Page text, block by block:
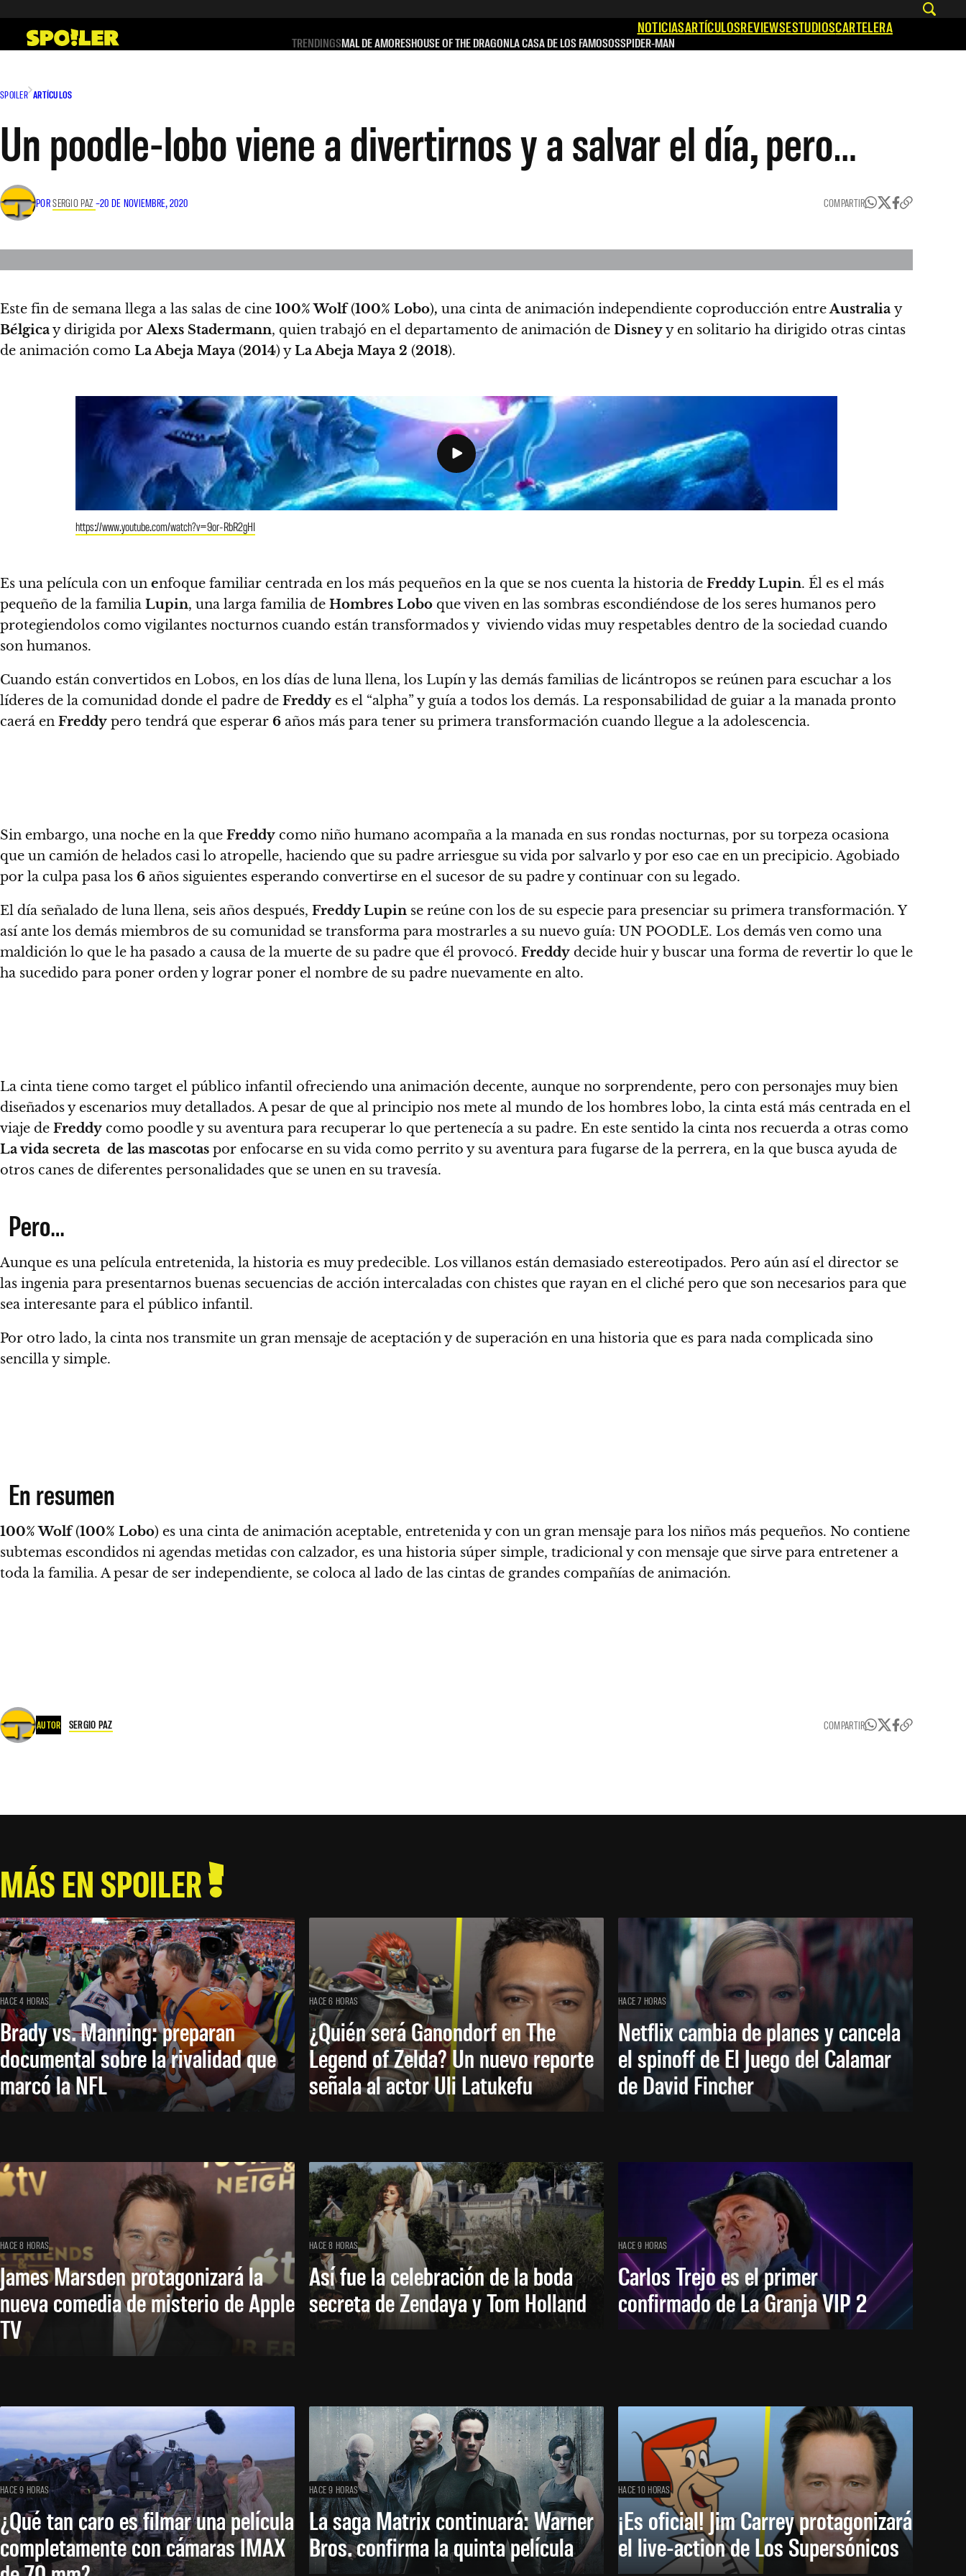
contenido
NOTICIASARTÍCULOSREVIEWSESTUDIOSCARTELERA
TRENDINGSMAL DE AMORESHOUSE OF THE DRAGONLA CASA DE LOS FAMOSOSSPIDER-MAN
SPOILER ARTÍCULOS
Un poodle-lobo viene a divertirnos y a salvar el día, pero…
PORSERGIO PAZ –20 DE NOVIEMBRE, 2020 COMPARTIR
Este fin de semana llega a las salas de cine 100% Wolf(100% Lobo), una cinta de animación independiente coproducción entreAustralia y
Bélgicay dirigida porAlexs Stadermann, quien trabajó en el departamento de animación de Disneyy en solitario ha dirigido otras cintas
de animación como La Abeja Maya (2014) yLa Abeja Maya 2 (2018).
https://www.youtube.com/watch?v=9or-RbR2gHI
Es una película con un enfoque familiar centrada en los más pequeños en la que se nos cuenta la historia de Freddy Lupin. Él es el más
pequeño de la familia Lupin, una larga familia de Hombres Lobo que viven en las sombras escondiéndose de los seres humanos pero
protegiendolos como vigilantes nocturnos cuando están transformados y viviendo vidas muy respetables dentro de la sociedad cuando
son humanos.
Cuando están convertidos en Lobos, en los días de luna llena, los Lupín y las demás familias de licántropos se reúnen para escuchar a los
líderes de la comunidad donde el padre de Freddy es el “alpha” y guía a todos los demás. La responsabilidad de guiar a la manada pronto
caerá en Freddy pero tendrá que esperar 6 años más para tener su primera transformación cuando llegue a la adolescencia.
Sin embargo, una noche en la que Freddy como niño humano acompaña a la manada en sus rondas nocturnas, por su torpeza ocasiona
que un camión de helados casi lo atropelle, haciendo que su padre arriesgue su vida por salvarlo y por eso cae en un precipicio. Agobiado
por la culpa pasa los 6 años siguientes esperando convertirse en el sucesor de su padre y continuar con su legado.
El día señalado de luna llena, seis años después, Freddy Lupin se reúne con los de su especie para presenciar su primera transformación. Y
así ante los demás miembros de su comunidad se transforma para mostrarles a su nuevo guía: UN POODLE. Los demás ven como una
maldición lo que le ha pasado a causa de la muerte de su padre que él provocó. Freddy decide huir y buscar una forma de revertir lo que le
ha sucedido para poner orden y lograr poner el nombre de su padre nuevamente en alto.
La cinta tiene como target el público infantil ofreciendo una animación decente, aunque no sorprendente, pero con personajes muy bien
diseñados y escenarios muy detallados. A pesar de que al principio nos mete al mundo de los hombres lobo, la cinta está más centrada en el
viaje de Freddy como poodle y su aventura para recuperar lo que pertenecía a su padre. En este sentido la cinta nos recuerda a otras como
La vida secreta de las mascotas por enfocarse en su vida como perrito y su aventura para fugarse de la perrera, en la que busca ayuda de
otros canes de diferentes personalidades que se unen en su travesía.
Pero…
Aunque es una película entretenida, la historia es muy predecible. Los villanos están demasiado estereotipados. Pero aún así el director se
las ingenia para presentarnos buenas secuencias de acción intercaladas con chistes que rayan en el cliché pero que son necesarios para que
sea interesante para el público infantil.
Por otro lado, la cinta nos transmite un gran mensaje de aceptación y de superación en una historia que es para nada complicada sino
sencilla y simple.
En resumen
100% Wolf(100% Lobo) es una cinta de animación aceptable, entretenida y con un gran mensaje para los niños más pequeños. No contiene
subtemas escondidos ni agendas metidas con calzador, es una historia súper simple, tradicional y con mensaje que sirve para entretener a
toda la familia. A pesar de ser independiente, se coloca al lado de las cintas de grandes compañías de animación.
AUTOR SERGIO PAZ COMPARTIR
MÁS EN SPOILER
HACE 4 HORAS
Brady vs. Manning: preparan
documental sobre la rivalidad que
marcó la NFL
HACE 6 HORAS
¿Quién será Ganondorf en The
Legend of Zelda? Un nuevo reporte
señala al actor Uli Latukefu
HACE 7 HORAS
Netflix cambia de planes y cancela
el spinoff de El Juego del Calamar
de David Fincher
HACE 8 HORAS
James Marsden protagonizará la
nueva comedia de misterio de Apple
TV
HACE 8 HORAS
Así fue la celebración de la boda
secreta de Zendaya y Tom Holland
HACE 9 HORAS
Carlos Trejo es el primer
confirmado de La Granja VIP 2
HACE 9 HORAS
¿Qué tan caro es filmar una película
completamente con cámaras IMAX
HACE 9 HORAS
La saga Matrix continuará: Warner
Bros. confirma la quinta película
HACE 10 HORAS
¡Es oficial! Jim Carrey protagonizará
el live-action de Los Supersónicos